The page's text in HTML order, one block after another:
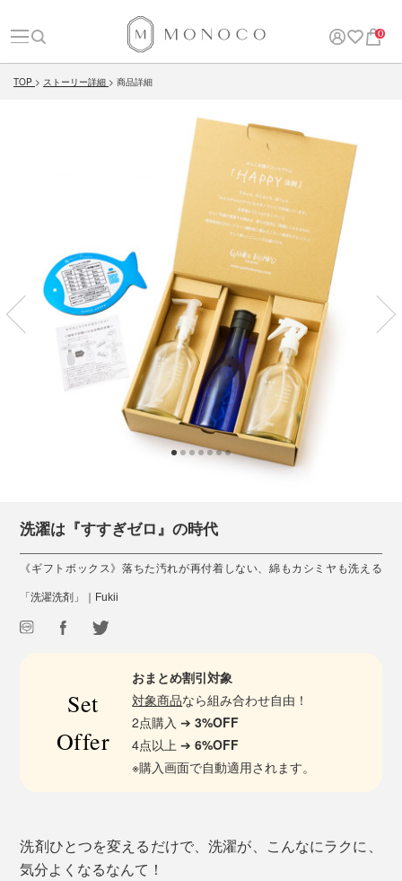
0
TOP ストーリー詳細 商品詳細
洗濯は『すすぎゼロ』の時代
《ギフトボックス》落ちた汚れが再付着しない、綿もカシミヤも洗える
「洗濯洗剤」｜Fukii
Set
Offer
おまとめ割引対象
対象商品なら組み合わせ自由！
2点購入 ➔3%OFF
4点以上 ➔6%OFF
※購入画面で自動適用されます。
洗剤ひとつを変えるだけで、洗濯が、こんなにラクに、
気分よくなるなんて！